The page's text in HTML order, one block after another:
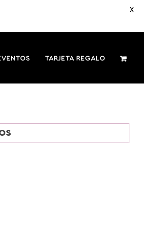
TARJETA REGALO
X